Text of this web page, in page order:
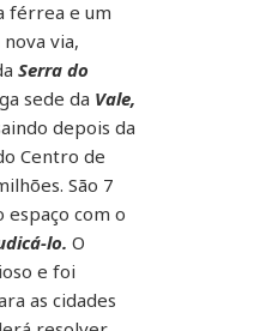
férrea e um
via,
Serra do
sede da Vale,
depois da
Centro de
São 7
espaço com o
lo. O
e foi
as cidades